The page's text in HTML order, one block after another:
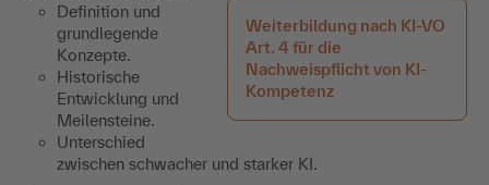
Weiterbildung nach KI-VO
Art. 4 für die
Nachweispflicht von KI-
Kompetenz
Definition und
grundlegende
Konzepte.
Historische
Entwicklung und
Meilensteine.
Unterschied
zwischen schwacher und starker KI.